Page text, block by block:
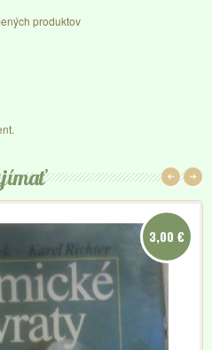
produktov
3,00 €